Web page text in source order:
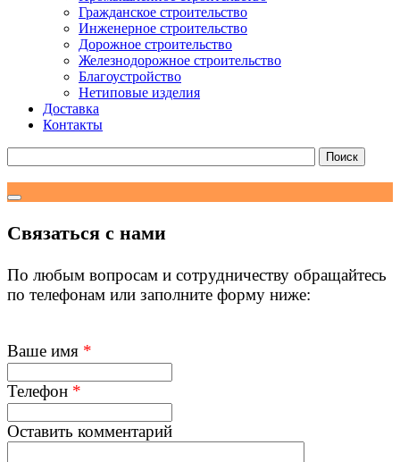
Гражданское строительство
Инженерное строительство
Дорожное строительство
Железнодорожное строительство
Благоустройство
Нетиповые изделия
Доставка
Контакты
Связаться с нами
По любым вопросам и сотрудничеству обращайтесь
по телефонам или заполните форму ниже:
Ваше имя *
Телефон *
Оставить комментарий